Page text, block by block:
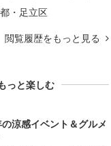
・足立区
閲覧履歴をもっと見る
っと楽しむ
涼感イベント＆グルメ